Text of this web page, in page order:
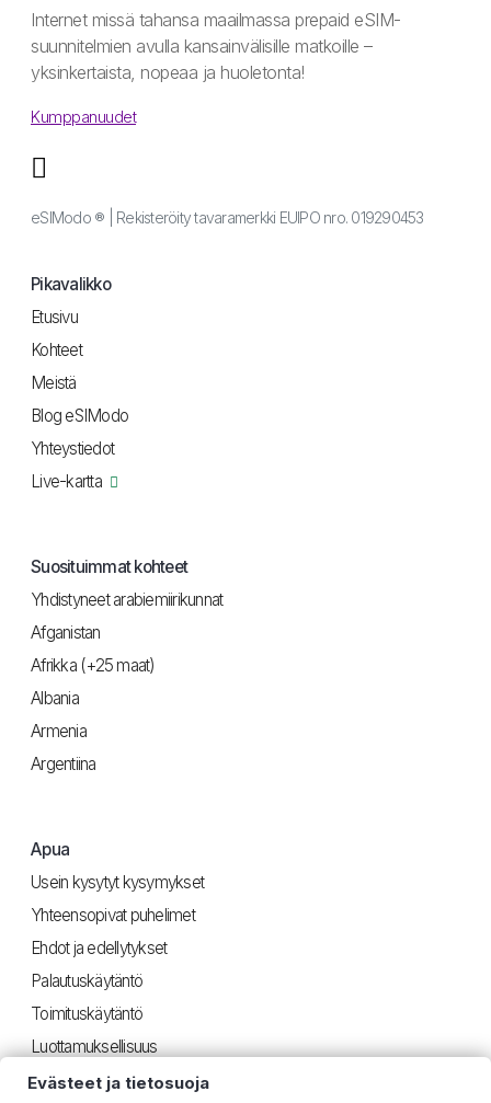
Internet missä tahansa maailmassa prepaid eSIM-
suunnitelmien avulla kansainvälisille matkoille –
yksinkertaista, nopeaa ja huoletonta!
Kumppanuudet
eSIModo ® | Rekisteröity tavaramerkki EUIPO nro. 019290453
Pikavalikko
Etusivu
Kohteet
Meistä
Blog eSIModo
Yhteystiedot
Live-kartta
Suosituimmat kohteet
Yhdistyneet arabiemiirikunnat
Afganistan
Afrikka (+25 maat)
Albania
Armenia
Argentiina
Apua
Usein kysytyt kysymykset
Yhteensopivat puhelimet
Ehdot ja edellytykset
Palautuskäytäntö
Toimituskäytäntö
Luottamuksellisuus
Evästeet ja tietosuoja